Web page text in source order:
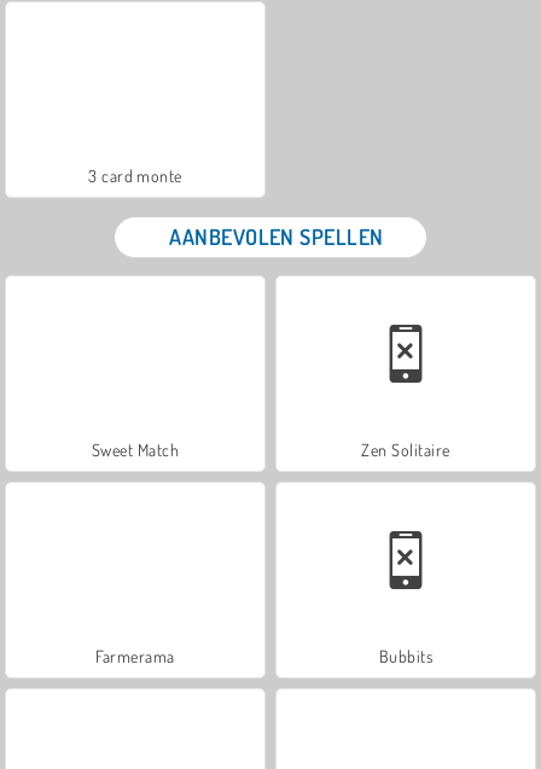
3 card monte
AANBEVOLEN SPELLEN
Sweet Match Zen Solitaire
Farmerama Bubbits